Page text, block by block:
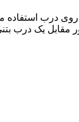
روی درب
مقابل یک درب